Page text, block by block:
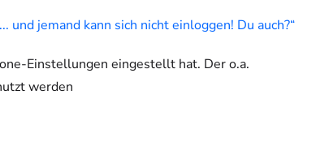
und jemand kann sich nicht einloggen! Du auch?“
Einstellungen eingestellt hat. Der o.a.
werden